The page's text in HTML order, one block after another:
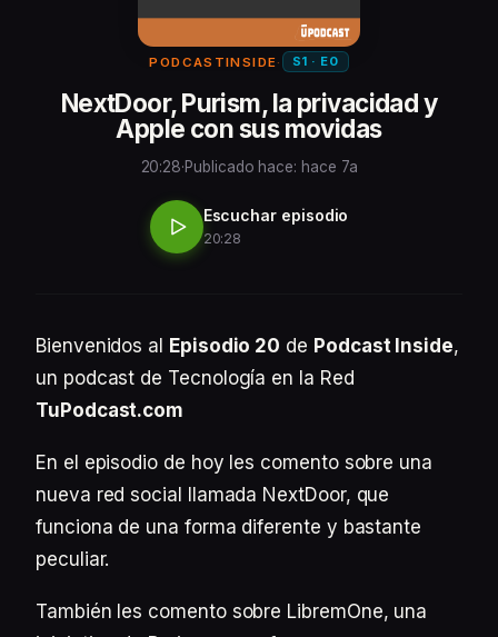
PODCASTINSIDE · S1 · E0
NextDoor, Purism, la privacidad y
Apple con sus movidas
20:28·Publicado hace: hace 7a
Escuchar episodio
20:28
Bienvenidos al Episodio 20 de Podcast Inside,
un podcast de Tecnología en la Red
TuPodcast.com
En el episodio de hoy les comento sobre una
nueva red social llamada NextDoor, que
funciona de una forma diferente y bastante
peculiar.
También les comento sobre LibremOne, una